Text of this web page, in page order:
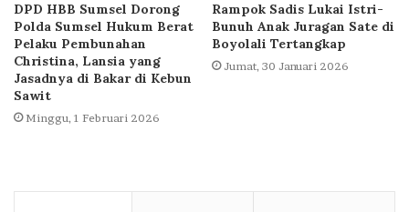
DPD HBB Sumsel Dorong
Polda Sumsel Hukum Berat
Pelaku Pembunahan
Christina, Lansia yang
Jasadnya di Bakar di Kebun
Sawit
Minggu, 1 Februari 2026
Rampok Sadis Lukai Istri-
Bunuh Anak Juragan Sate di
Boyolali Tertangkap
Jumat, 30 Januari 2026